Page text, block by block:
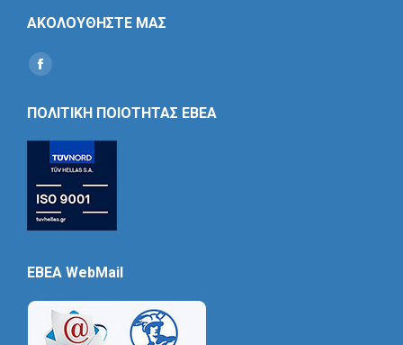
ΑΚΟΛΟΥΘΗΣΤΕ ΜΑΣ
Find us on:
Social
ΠΟΛΙΤΙΚΗ ΠΟΙΟΤΗΤΑΣ ΕΒΕΑ
EBEA WebMail